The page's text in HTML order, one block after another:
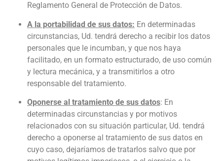
Reglamento General de Protección de Datos.
A la portabilidad de sus datos: En determinadas
circunstancias, Ud. tendrá derecho a recibir los datos
personales que le incumban, y que nos haya
facilitado, en un formato estructurado, de uso común
y lectura mecánica, y a transmitirlos a otro
responsable del tratamiento.
Oponerse al tratamiento de sus datos: En
determinadas circunstancias y por motivos
relacionados con su situación particular, Ud. tendrá
derecho a oponerse al tratamiento de sus datos en
cuyo caso, dejaríamos de tratarlos salvo que por